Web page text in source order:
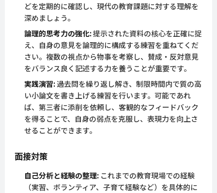
どを定期的に確認し、現代の教育課題に対する理解を
深めましょう。
論理的思考力の強化:提示された資料の核心を正確に捉
え、自身の意見を論理的に構成する練習を重ねてくだ
さい。複数の視点から物事を考察し、賛成・反対意見
をバランス良く記述する力を養うことが重要です。
実践演習:過去問を繰り返し解き、制限時間内で質の高
い小論文を書き上げる練習を行います。可能であれ
ば、第三者に添削を依頼し、客観的なフィードバック
を得ることで、自身の弱点を克服し、表現力を向上さ
せることができます。
面接対策
自己分析と経験の整理: これまでの教育現場での経験
（実習、ボランティア、子育て経験など）を具体的に